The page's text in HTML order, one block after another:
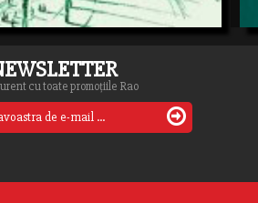
cu toate promoțiile Rao